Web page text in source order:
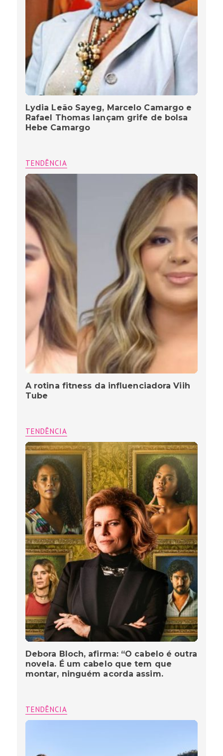
Lydia Leão Sayeg, Marcelo Camargo e
Rafael Thomas lançam grife de bolsa
Hebe Camargo
TENDÊNCIA
A rotina fitness da influenciadora Viih
Tube
TENDÊNCIA
Debora Bloch, afirma: “O cabelo é outra
novela. É um cabelo que tem que
montar, ninguém acorda assim.
TENDÊNCIA